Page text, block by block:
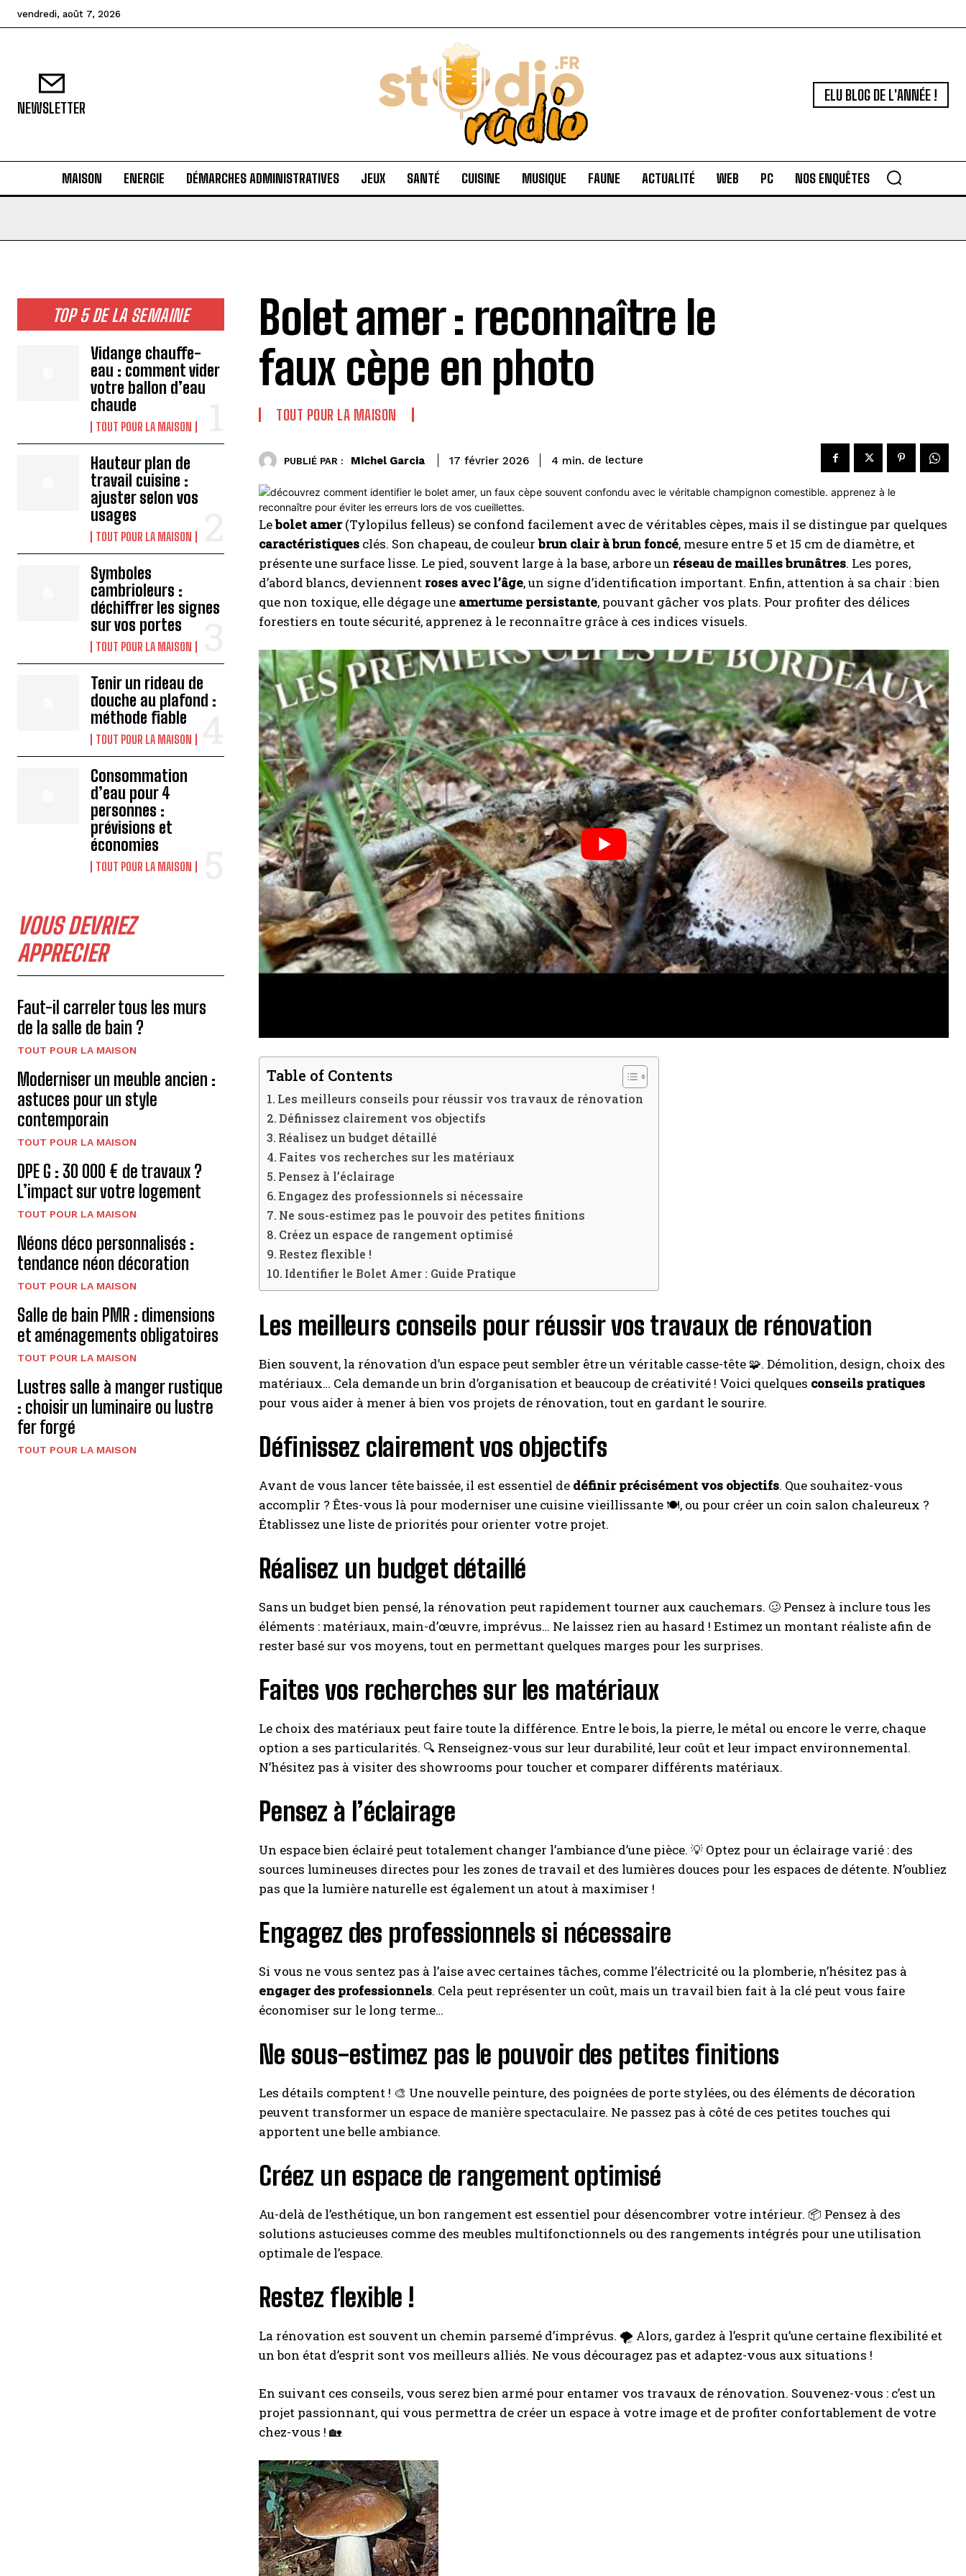
I've read and accept thePrivacy Policy.
Les meilleurs meubles IKEA pour aménager une
véranda fonctionnelle et design
vendredi, août 7, 2026
NEWSLETTER
ELU BLOG DE L'ANNÉE !
MAISON ENERGIE DÉMARCHES ADMINISTRATIVES JEUX SANTÉ CUISINE MUSIQUE FAUNE ACTUALITÉ WEB PC NOS ENQUÊTES
TOP 5 DE LA SEMAINE
Vidange chauffe-
eau : comment vider
votre ballon d’eau
chaude
TOUT POUR LA MAISON
Hauteur plan de
travail cuisine :
ajuster selon vos
usages
TOUT POUR LA MAISON
Symboles
cambrioleurs :
déchiffrer les signes
sur vos portes
TOUT POUR LA MAISON
Tenir un rideau de
douche au plafond :
méthode fiable
TOUT POUR LA MAISON
Consommation
d’eau pour 4
personnes :
prévisions et
économies
TOUT POUR LA MAISON
VOUS DEVRIEZ
APPRECIER
Faut-il carreler tous les murs
de la salle de bain ?
TOUT POUR LA MAISON
Moderniser un meuble ancien :
astuces pour un style
contemporain
TOUT POUR LA MAISON
DPE G : 30 000 € de travaux ?
L’impact sur votre logement
TOUT POUR LA MAISON
Néons déco personnalisés :
tendance néon décoration
TOUT POUR LA MAISON
Salle de bain PMR : dimensions
et aménagements obligatoires
TOUT POUR LA MAISON
Lustres salle à manger rustique
: choisir un luminaire ou lustre
fer forgé
TOUT POUR LA MAISON
Bolet amer : reconnaître le
faux cèpe en photo
TOUT POUR LA MAISON
PUBLIÉ PAR : Michel Garcia 17 février 2026 4 min. de lecture
Lebolet amer(Tylopilus felleus) se confond facilement avec de véritables cèpes, mais il se distingue par quelques
caractéristiques clés. Son chapeau, de couleurbrun clair à brun foncé, mesure entre 5 et 15 cm de diamètre, et
présente une surface lisse. Le pied, souvent large à la base, arbore un réseau de mailles brunâtres. Les pores,
d’abord blancs, deviennent roses avec l’âge, un signe d’identification important. Enfin, attention à sa chair : bien
que non toxique, elle dégage une amertume persistante, pouvant gâcher vos plats. Pour profiter des délices
forestiers en toute sécurité, apprenez à le reconnaître grâce à ces indices visuels.
Table of Contents
Les meilleurs conseils pour réussir vos travaux de rénovation
Définissez clairement vos objectifs
Réalisez un budget détaillé
Faites vos recherches sur les matériaux
Pensez à l’éclairage
Engagez des professionnels si nécessaire
Ne sous-estimez pas le pouvoir des petites finitions
Créez un espace de rangement optimisé
Restez flexible !
Identifier le Bolet Amer : Guide Pratique
Les meilleurs conseils pour réussir vos travaux de rénovation
Bien souvent, la rénovation d’un espace peut sembler être un véritable casse-tête 🧩. Démolition, design, choix des
matériaux… Cela demande un brin d’organisation et beaucoup de créativité ! Voici quelques conseils pratiques
pour vous aider à mener à bien vos projets de rénovation, tout en gardant le sourire.
Définissez clairement vos objectifs
Avant de vous lancer tête baissée, il est essentiel de définir précisément vos objectifs. Que souhaitez-vous
accomplir ? Êtes-vous là pour moderniser une cuisine vieillissante 🍽️, ou pour créer un coin salon chaleureux ?
Établissez une liste de priorités pour orienter votre projet.
Réalisez un budget détaillé
Sans un budget bien pensé, la rénovation peut rapidement tourner aux cauchemars. 🥴 Pensez à inclure tous les
éléments : matériaux, main-d’œuvre, imprévus… Ne laissez rien au hasard ! Estimez un montant réaliste afin de
rester basé sur vos moyens, tout en permettant quelques marges pour les surprises.
Faites vos recherches sur les matériaux
Le choix des matériaux peut faire toute la différence. Entre le bois, la pierre, le métal ou encore le verre, chaque
option a ses particularités. 🔍 Renseignez-vous sur leur durabilité, leur coût et leur impact environnemental.
N’hésitez pas à visiter des showrooms pour toucher et comparer différents matériaux.
Pensez à l’éclairage
Un espace bien éclairé peut totalement changer l’ambiance d’une pièce. 💡 Optez pour un éclairage varié : des
sources lumineuses directes pour les zones de travail et des lumières douces pour les espaces de détente. N’oubliez
pas que la lumière naturelle est également un atout à maximiser !
Engagez des professionnels si nécessaire
Si vous ne vous sentez pas à l’aise avec certaines tâches, comme l’électricité ou la plomberie, n’hésitez pas à
engager des professionnels. Cela peut représenter un coût, mais un travail bien fait à la clé peut vous faire
économiser sur le long terme…
Ne sous-estimez pas le pouvoir des petites finitions
Les détails comptent ! 🎨 Une nouvelle peinture, des poignées de porte stylées, ou des éléments de décoration
peuvent transformer un espace de manière spectaculaire. Ne passez pas à côté de ces petites touches qui
apportent une belle ambiance.
Créez un espace de rangement optimisé
Au-delà de l’esthétique, un bon rangement est essentiel pour désencombrer votre intérieur. 📦 Pensez à des
solutions astucieuses comme des meubles multifonctionnels ou des rangements intégrés pour une utilisation
optimale de l’espace.
Restez flexible !
La rénovation est souvent un chemin parsemé d’imprévus. 🌪️ Alors, gardez à l’esprit qu’une certaine flexibilité et
un bon état d’esprit sont vos meilleurs alliés. Ne vous découragez pas et adaptez-vous aux situations !
En suivant ces conseils, vous serez bien armé pour entamer vos travaux de rénovation. Souvenez-vous : c’est un
projet passionnant, qui vous permettra de créer un espace à votre image et de profiter confortablement de votre
chez-vous ! 🏡